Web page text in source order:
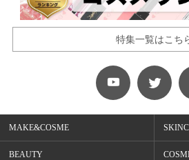
特集一覧はこち
MAKE&COSME
BEAUTY